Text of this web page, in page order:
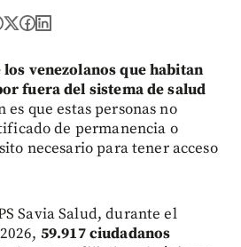
venezolanos que habitan
fuera del sistema de salud
es que estas personas no
de permanencia o
necesario para tener acceso
Savia Salud, durante el
59.917 ciudadanos